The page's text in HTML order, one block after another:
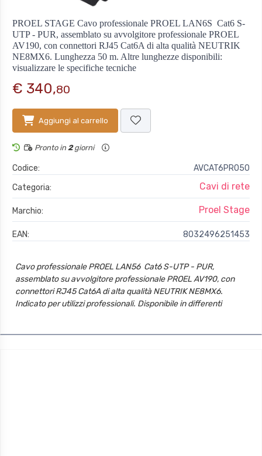
PROEL STAGE Cavo professionale PROEL LAN6S  Cat6 S-
UTP - PUR, assemblato su avvolgitore professionale PROEL
AV190, con connettori RJ45 Cat6A di alta qualità NEUTRIK
NE8MX6. Lunghezza 50 m. Altre lunghezze disponibili:
visualizzare le specifiche tecniche
€ 340,80
Aggiungi al carrello
Pronto in 2giorni
Codice:
AVCAT6PRO50
Categoria:
Cavi di rete
Marchio: Proel Stage
EAN: 8032496251453
Cavo professionale PROEL LAN56  Cat6 S-UTP - PUR,
assemblato su avvolgitore professionale PROEL AV190, con
connettori RJ45 Cat6A di alta qualità NEUTRIK NE8MX6.
Indicato per utilizzi professionali. Disponibile in differenti